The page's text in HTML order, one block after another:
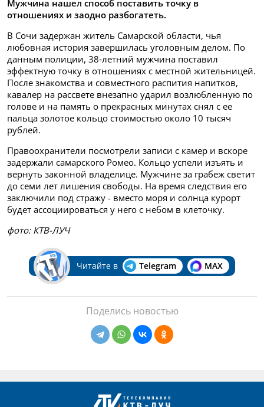
Мужчина нашел способ поставить точку в
отношениях и заодно разбогатеть.
В Сочи задержан житель Самарской области, чья
любовная история завершилась уголовным делом. По
данным полиции, 38‑летний мужчина поставил
эффектную точку в отношениях с местной жительницей.
После знакомства и совместного распития напитков,
кавалер на рассвете внезапно ударил возлюбленную по
голове и на память о прекрасных минутах снял с ее
пальца золотое кольцо стоимостью около 10 тысяч
рублей.
Правоохранители посмотрели записи с камер и вскоре
задержали самарского Ромео. Кольцо успели изъять и
вернуть законной владелице. Мужчине за грабеж светит
до семи лет лишения свободы. На время следствия его
заключили под стражу - вместо моря и солнца курорт
будет ассоциироваться у него с небом в клеточку.
фото: КТВ-ЛУЧ
Читайте в Telegram MAX
Поделись новостью